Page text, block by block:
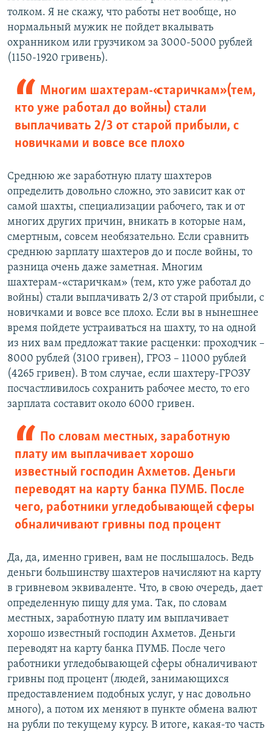
толком. Я не скажу, что работы нет вообще, но
нормальный мужик не пойдет вкалывать
охранником или грузчиком за 3000-5000 рублей
(1150-1920 гривень).
Многим шахтерам-«старичкам» (тем,
кто уже работал до войны) стали
выплачивать 2/3 от старой прибыли, с
новичками и вовсе все плохо
Среднюю же заработную плату шахтеров
определить довольно сложно, это зависит как от
самой шахты, специализации рабочего, так и от
многих других причин, вникать в которые нам,
смертным, совсем необязательно. Если сравнить
среднюю зарплату шахтеров до и после войны, то
разница очень даже заметная. Многим
шахтерам-«старичкам» (тем, кто уже работал до
войны) стали выплачивать 2/3 от старой прибыли, с
новичками и вовсе все плохо. Если вы в нынешнее
время пойдете устраиваться на шахту, то на одной
из них вам предложат такие расценки: проходчик –
8000 рублей (3100 гривен), ГРОЗ – 11000 рублей
(4265 гривен). В том случае, если шахтеру-ГРОЗУ
посчастливилось сохранить рабочее место, то его
зарплата составит около 6000 гривен.
По словам местных, заработную
плату им выплачивает хорошо
известный господин Ахметов. Деньги
переводят на карту банка ПУМБ. После
чего, работники угледобывающей сферы
обналичивают гривны под процент
Да, да, именно гривен, вам не послышалось. Ведь
деньги большинству шахтеров начисляют на карту
в гривневом эквиваленте. Что, в свою очередь, дает
определенную пищу для ума. Так, по словам
местных, заработную плату им выплачивает
хорошо известный господин Ахметов. Деньги
переводят на карту банка ПУМБ. После чего
работники угледобывающей сферы обналичивают
гривны под процент (людей, занимающихся
предоставлением подобных услуг, у нас довольно
много), а потом их меняют в пункте обмена валют
на рубли по текущему курсу. В итоге, какая-то часть